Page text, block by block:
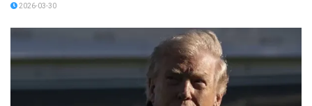
2026-03-30